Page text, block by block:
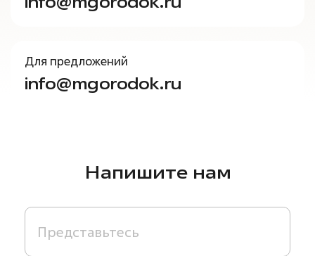
Для предложений
info@mgorodok.ru
Напишите нам